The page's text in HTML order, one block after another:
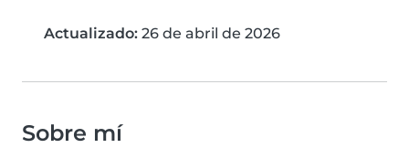
Actualizado: 26 de abril de 2026
Sobre mí